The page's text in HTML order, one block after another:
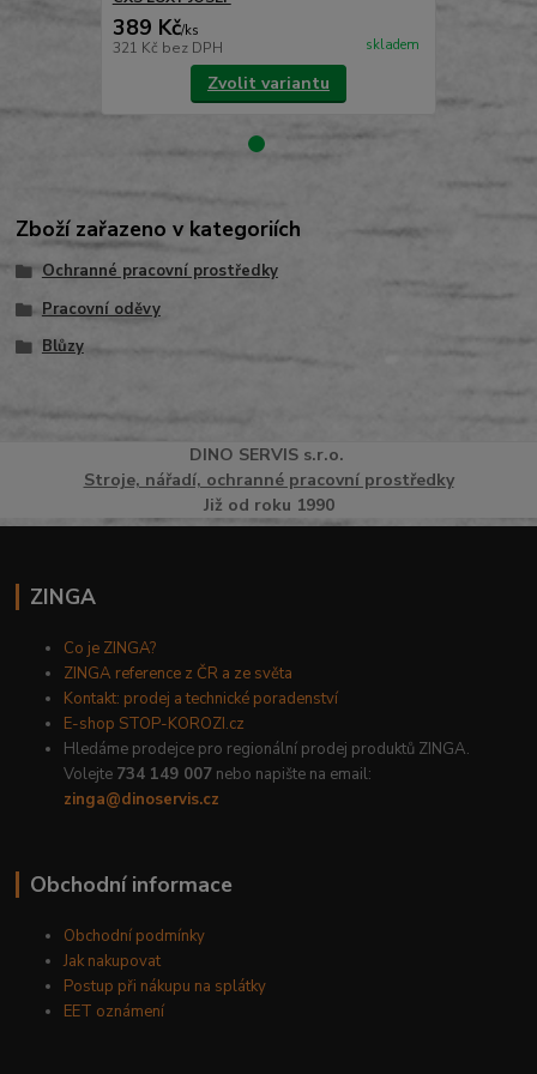
389 Kč/ks
321 Kč bez DPH skladem
Zvolit variantu
Zboží zařazeno v kategoriích
Ochranné pracovní prostředky
Pracovní oděvy
Blůzy
DINO SERVISs.r.o.
Stroje, nářadí, ochranné pracovní prostředky
Již od roku 1990
ZINGA
Co je ZINGA?
ZINGA reference z ČR a ze světa
Kontakt: prodej a technické poradenství
E-shop STOP-KOROZI.cz
Hledáme prodejce pro regionální prodej produktů ZINGA.
Volejte 734 149 007 nebo napište na email:
zinga@dinoservis.cz
Obchodní informace
Obchodní podmínky
Jak nakupovat
Postup při nákupu na splátky
EET oznámení